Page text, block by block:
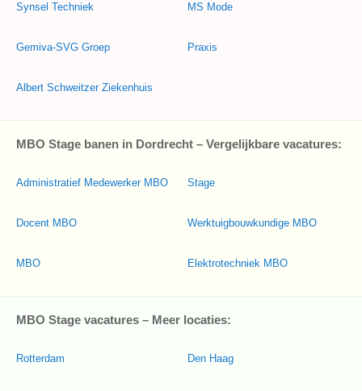
Synsel Techniek
Gemiva-SVG Groep
Albert Schweitzer Ziekenhuis
MS Mode
Praxis
MBO Stage banen in Dordrecht – Vergelijkbare vacatures:
Administratief Medewerker MBO
Docent MBO
MBO
Stage
Werktuigbouwkundige MBO
Elektrotechniek MBO
MBO Stage vacatures – Meer locaties:
Rotterdam Den Haag